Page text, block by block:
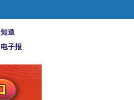
知道
电子报